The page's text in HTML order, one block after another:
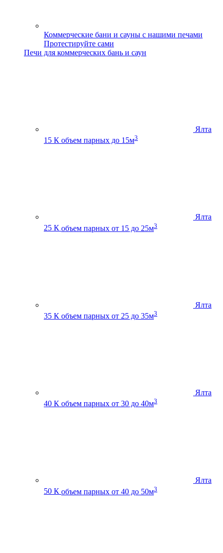
Коммерческие бани и сауны с нашими печами
Протестируйте сами
Печи для коммерческих бань и саун
Ялта
15 К объем парных до 15м3
Ялта
25 К объем парных от 15 до 25м3
Ялта
35 К объем парных от 25 до 35м3
Ялта
40 К объем парных от 30 до 40м3
Ялта
50 К объем парных от 40 до 50м3